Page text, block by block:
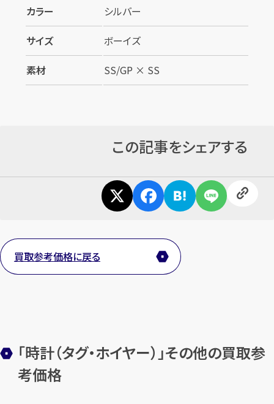
カンタン無料
まずはお電話 で無料査定
メールで無料相談する
カラー
シルバー
サイズ
ボーイズ
素材
SS/GP × SS
この記事をシェアする
買取参考価格に戻る
「時計（タグ・ホイヤー）」その他の買取参
考価格